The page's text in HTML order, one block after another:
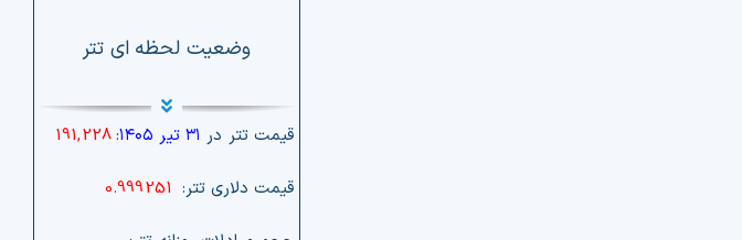
وضعیت لحظه ای تتر
قیمت تتر در ۳۱ تیر ۱۴۰۵ :
191,228
قیمت دلاری تتر: 0.999251